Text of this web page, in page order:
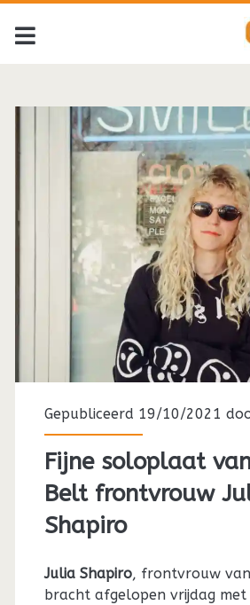
Tag:
<span>Sonic
Youth</
Gepubliceerd 19/10/2021
Fijne soloplaat
Belt frontvrouw
Shapiro
Julia Shapiro, frontvrouw van
bracht afgelopen vrijdag met